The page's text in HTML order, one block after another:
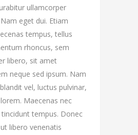
ullamcorper
eget dui. Etiam
tempus, tellus
rhoncus, sem
libero, sit amet
neque sed ipsum. Nam
vel, luctus pulvinar,
Maecenas nec
tempus. Donec
libero venenatis